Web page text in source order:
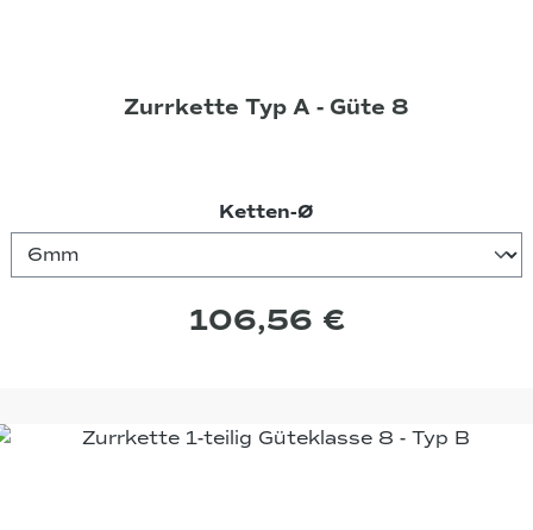
Zurrkette Typ A - Güte 8
Ketten-Ø
106,56 €